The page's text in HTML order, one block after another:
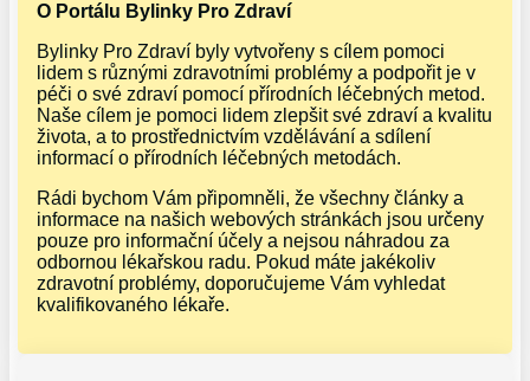
O Portálu Bylinky Pro Zdraví
Bylinky Pro Zdraví byly vytvořeny s cílem pomoci
lidem s různými zdravotními problémy a podpořit je v
péči o své zdraví pomocí přírodních léčebných metod.
Naše cílem je pomoci lidem zlepšit své zdraví a kvalitu
života, a to prostřednictvím vzdělávání a sdílení
informací o přírodních léčebných metodách.
Rádi bychom Vám připomněli, že všechny články a
informace na našich webových stránkách jsou určeny
pouze pro informační účely a nejsou náhradou za
odbornou lékařskou radu. Pokud máte jakékoliv
zdravotní problémy, doporučujeme Vám vyhledat
kvalifikovaného lékaře.